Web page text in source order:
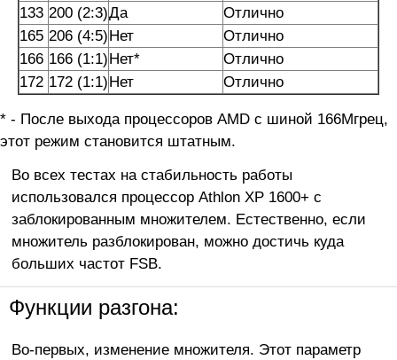
133 200 (2:3)Да
Отлично
165 206 (4:5)Нет
Отлично
166 166 (1:1)Нет*
Отлично
172 172 (1:1)Нет Отлично
* - После выхода процессоров AMD с шиной 166Мгрец,
этот режим становится штатным.
Во всех тестах на стабильность работы
использовался процессор Athlon XP 1600+ с
заблокированным множителем. Естественно, если
множитель разблокирован, можно достичь куда
больших частот FSB.
Функции разгона:
Во-первых, изменение множителя. Этот параметр